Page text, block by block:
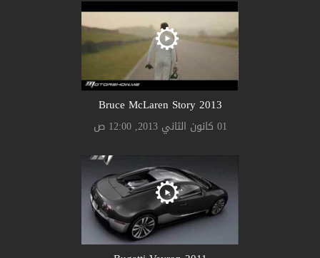
Bruce McLaren Story 2013
01 كانون الثاني 2013, 12:00 ص